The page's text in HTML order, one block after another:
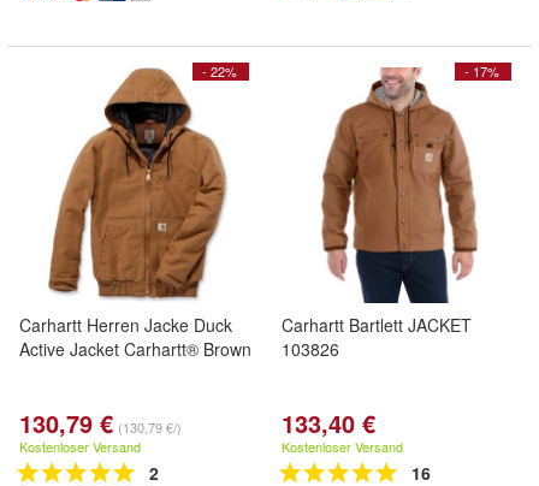
- 22%
Carhartt Herren Jacke Duck
Active Jacket Carhartt® Brown
130,79 € (130,79 €/)
Kostenloser Versand
2
- 17%
Carhartt Bartlett JACKET
103826
133,40 €
Kostenloser Versand
16